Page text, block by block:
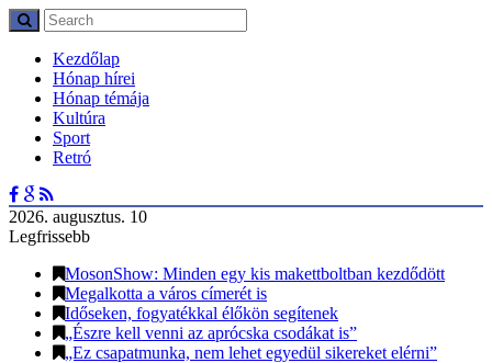
Kezdőlap
Hónap hírei
Hónap témája
Kultúra
Sport
Retró
2026. augusztus. 10
Legfrissebb
MosonShow: Minden egy kis makettboltban kezdődött
Megalkotta a város címerét is
Időseken, fogyatékkal élőkön segítenek
„Észre kell venni az aprócska csodákat is”
„Ez csapatmunka, nem lehet egyedül sikereket elérni”